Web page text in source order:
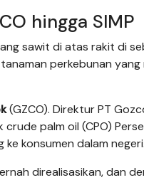
hingga SIMP
sawit di atas rakit di
perkebunan
(GZCO). Direktur PT
crude palm oil (CPO)
konsumen dalam negeri.
direalisasikan, dan